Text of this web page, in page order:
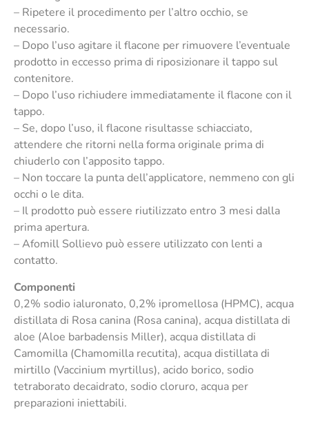
– Ripetere il procedimento per l’altro occhio, se
necessario.
– Dopo l’uso agitare il flacone per rimuovere l’eventuale
prodotto in eccesso prima di riposizionare il tappo sul
contenitore.
– Dopo l’uso richiudere immediatamente il flacone con il
tappo.
– Se, dopo l’uso, il flacone risultasse schiacciato,
attendere che ritorni nella forma originale prima di
chiuderlo con l’apposito tappo.
– Non toccare la punta dell’applicatore, nemmeno con gli
occhi o le dita.
– Il prodotto può essere riutilizzato entro 3 mesi dalla
prima apertura.
– Afomill Sollievo può essere utilizzato con lenti a
contatto.
Componenti
0,2% sodio ialuronato, 0,2% ipromellosa (HPMC), acqua
distillata di Rosa canina (Rosa canina), acqua distillata di
aloe (Aloe barbadensis Miller), acqua distillata di
Camomilla (Chamomilla recutita), acqua distillata di
mirtillo (Vaccinium myrtillus), acido borico, sodio
tetraborato decaidrato, sodio cloruro, acqua per
preparazioni iniettabili.